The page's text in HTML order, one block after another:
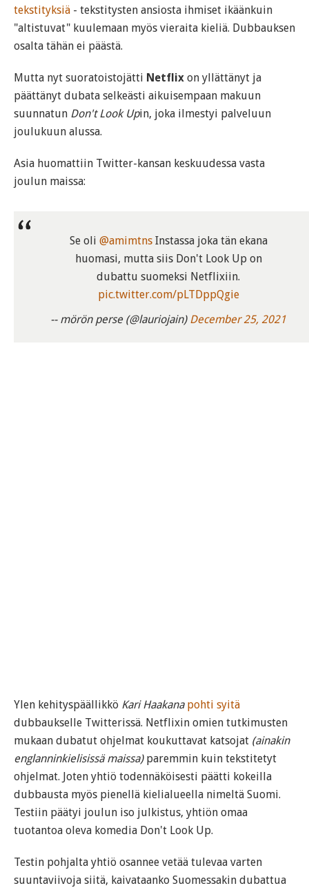
tekstityksiä - tekstitysten ansiosta ihmiset ikäänkuin
"altistuvat" kuulemaan myös vieraita kieliä. Dubbauksen
osalta tähän ei päästä.
Mutta nyt suoratoistojätti Netflix on yllättänyt ja
päättänyt dubata selkeästi aikuisempaan makuun
suunnatun Don't Look Upin, joka ilmestyi palveluun
joulukuun alussa.
Asia huomattiin Twitter-kansan keskuudessa vasta
joulun maissa:
Se oli @amimtnsInstassa joka tän ekana
huomasi, mutta siis Don't Look Up on
dubattu suomeksi Netflixiin.
pic.twitter.com/pLTDppQgie
-- mörön perse (@lauriojain) December 25, 2021
Ylen kehityspäällikkö Kari Haakana pohti syitä
dubbaukselle Twitterissä. Netflixin omien tutkimusten
mukaan dubatut ohjelmat koukuttavat katsojat (ainakin
englanninkielisissä maissa)paremmin kuin tekstitetyt
ohjelmat. Joten yhtiö todennäköisesti päätti kokeilla
dubbausta myös pienellä kielialueella nimeltä Suomi.
Testiin päätyi joulun iso julkistus, yhtiön omaa
tuotantoa oleva komedia Don't Look Up.
Testin pohjalta yhtiö osannee vetää tulevaa varten
suuntaviivoja siitä, kaivataanko Suomessakin dubattua